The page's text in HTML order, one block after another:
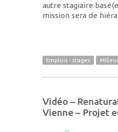
autre stagiaire
mission sera de
Emplois - stages
Vidéo –
Vienne – Projet